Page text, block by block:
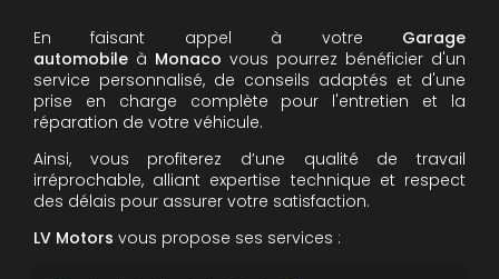
En faisant appel à votre Garage
automobile à Monaco vous pourrez bénéficier d'un
service personnalisé, de conseils adaptés et d'une
prise en charge complète pour l'entretien et la
réparation de votre véhicule.
Ainsi, vous profiterez d’une qualité de travail
irréprochable, alliant expertise technique et respect
des délais pour assurer votre satisfaction.
LV Motors vous propose ses services :